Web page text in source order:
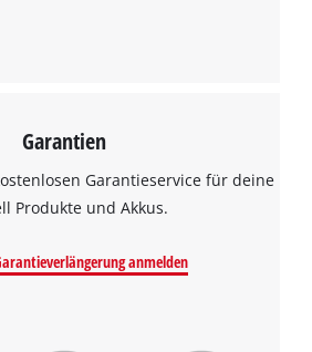
Garantien
Garantieservice für deine
Produkte und Akkus.
anmelden